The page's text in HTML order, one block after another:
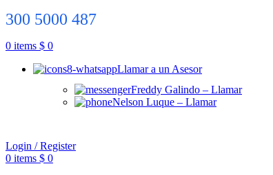
300 5000 487
0 items $ 0
Llamar a un Asesor
Freddy Galindo – Llamar
Nelson Luque – Llamar
Login / Register
0 items $ 0